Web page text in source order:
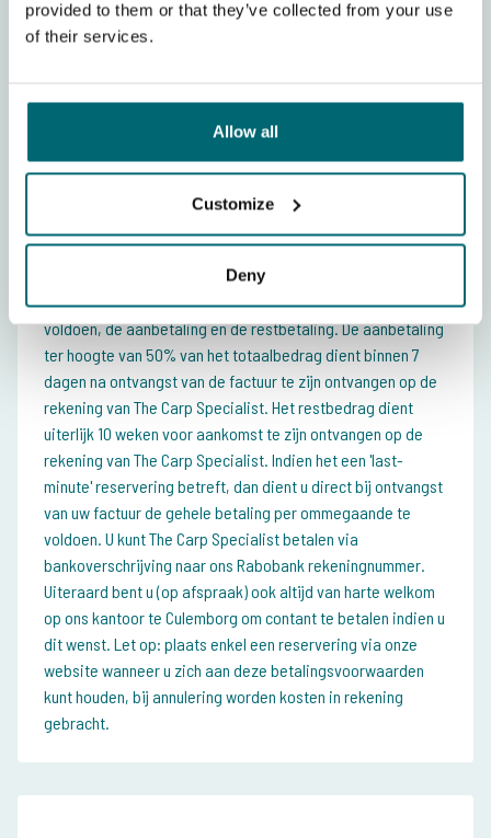
provided to them or that they’ve collected from your use
of their services.
Allow all
Customize
Deny
Week (zaterdag-zaterdag)
Per niet-visser
€
U kunt de betaling van uw visvakantie in 2 termijnen
voldoen, de aanbetaling en de restbetaling. De aanbetaling
ter hoogte van 50% van het totaalbedrag dient binnen 7
dagen na ontvangst van de factuur te zijn ontvangen op de
rekening van The Carp Specialist. Het restbedrag dient
uiterlijk 10 weken voor aankomst te zijn ontvangen op de
rekening van The Carp Specialist. Indien het een 'last-
minute' reservering betreft, dan dient u direct bij ontvangst
van uw factuur de gehele betaling per ommegaande te
voldoen. U kunt The Carp Specialist betalen via
bankoverschrijving naar ons Rabobank rekeningnummer.
Uiteraard bent u (op afspraak) ook altijd van harte welkom
op ons kantoor te Culemborg om contant te betalen indien u
dit wenst. Let op: plaats enkel een reservering via onze
website wanneer u zich aan deze betalingsvoorwaarden
kunt houden, bij annulering worden kosten in rekening
gebracht.